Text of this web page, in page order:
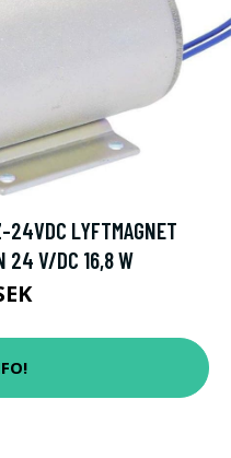
LYFTMAGNET
24 V/DC 16,8 W